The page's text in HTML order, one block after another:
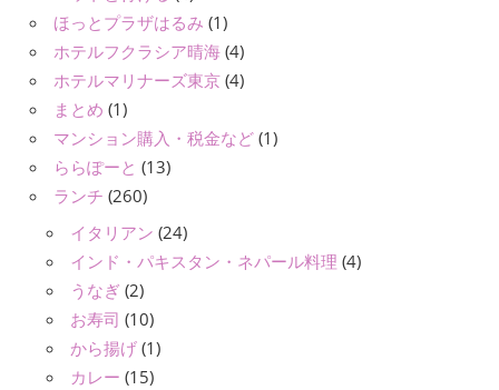
ほっとプラザはるみ (1)
ホテルフクラシア晴海 (4)
ホテルマリナーズ東京 (4)
まとめ (1)
マンション購入・税金など (1)
ららぽーと (13)
ランチ (260)
イタリアン (24)
インド・パキスタン・ネパール料理 (4)
うなぎ (2)
お寿司 (10)
から揚げ (1)
カレー (15)